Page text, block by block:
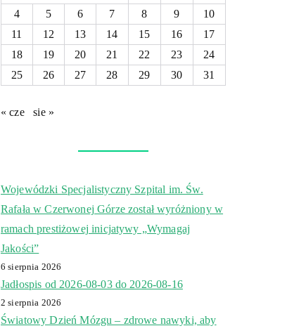
4
5 6 7 8 9
10
11
12 13 14 15 16
17
18
19 20 21 22 23
24
25
26 27 28 29 30 31
« cze sie »
Wojewódzki Specjalistyczny Szpital im. Św.
Rafała w Czerwonej Górze został wyróżniony w
ramach prestiżowej inicjatywy „Wymagaj
Jakości”
6 sierpnia 2026
Jadłospis od 2026-08-03 do 2026-08-16
2 sierpnia 2026
Światowy Dzień Mózgu – zdrowe nawyki, aby